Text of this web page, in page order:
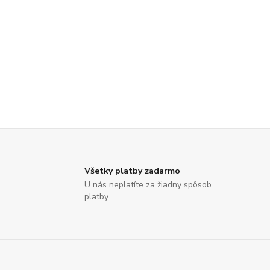
Všetky platby zadarmo
U nás neplatíte za žiadny spôsob
platby.